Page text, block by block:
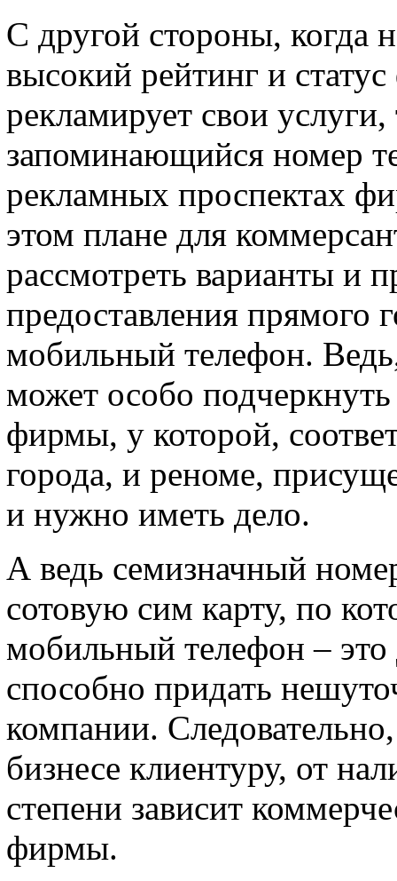
С другой стороны, когда
высокий рейтинг и
рекламирует свои
запоминающийся номер
рекламных проспектах
этом плане для
рассмотреть варианты и
предоставления прямого
мобильный телефон.
может особо подчеркнуть
фирмы, у которой,
города, и реноме,
и нужно иметь дело.
А ведь семизначный
сотовую сим карту, по
мобильный телефон – это
способно придать
компании.
бизнесе клиентуру, от
степени зависит
фирмы.